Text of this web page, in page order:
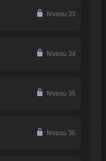
Niveau 33
Niveau 34
Niveau 35
Niveau 36